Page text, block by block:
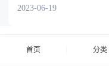
2023-06-19
首页 分类